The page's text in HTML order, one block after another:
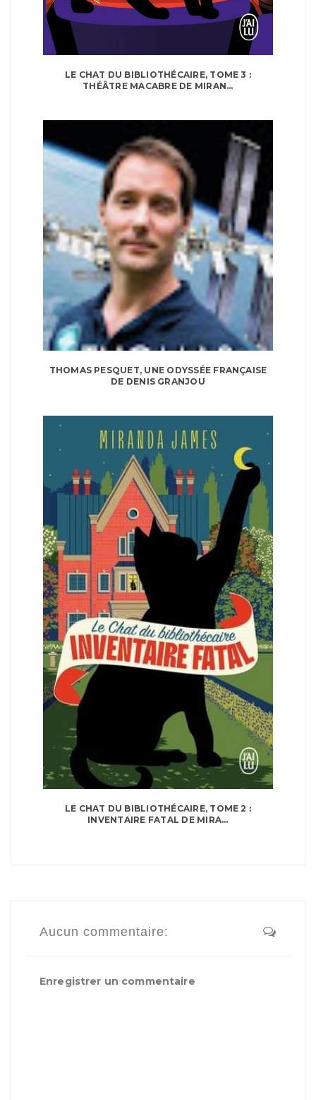
LE CHAT DU BIBLIOTHÉCAIRE, TOME 3 :
THÉÂTRE MACABRE DE MIRAN...
THOMAS PESQUET, UNE ODYSSÉE FRANÇAISE
DE DENIS GRANJOU
LE CHAT DU BIBLIOTHÉCAIRE, TOME 2 :
INVENTAIRE FATAL DE MIRA...
Aucun commentaire:
Enregistrer un commentaire